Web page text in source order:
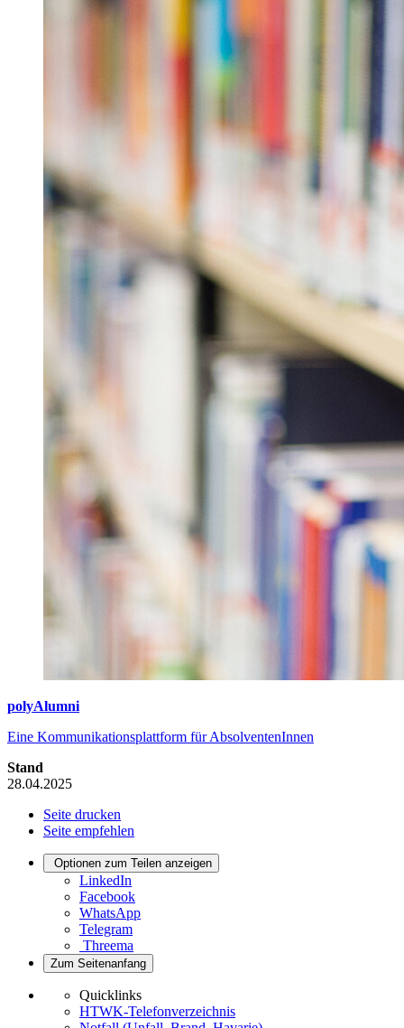
polyAlumni
Eine Kommunikationsplattform für AbsolventenInnen
Stand
28.04.2025
Seite drucken
Seite empfehlen
Optionen zum Teilen anzeigen
LinkedIn
Facebook
WhatsApp
Telegram
Threema
Zum Seitenanfang
Quicklinks
HTWK-Telefonverzeichnis